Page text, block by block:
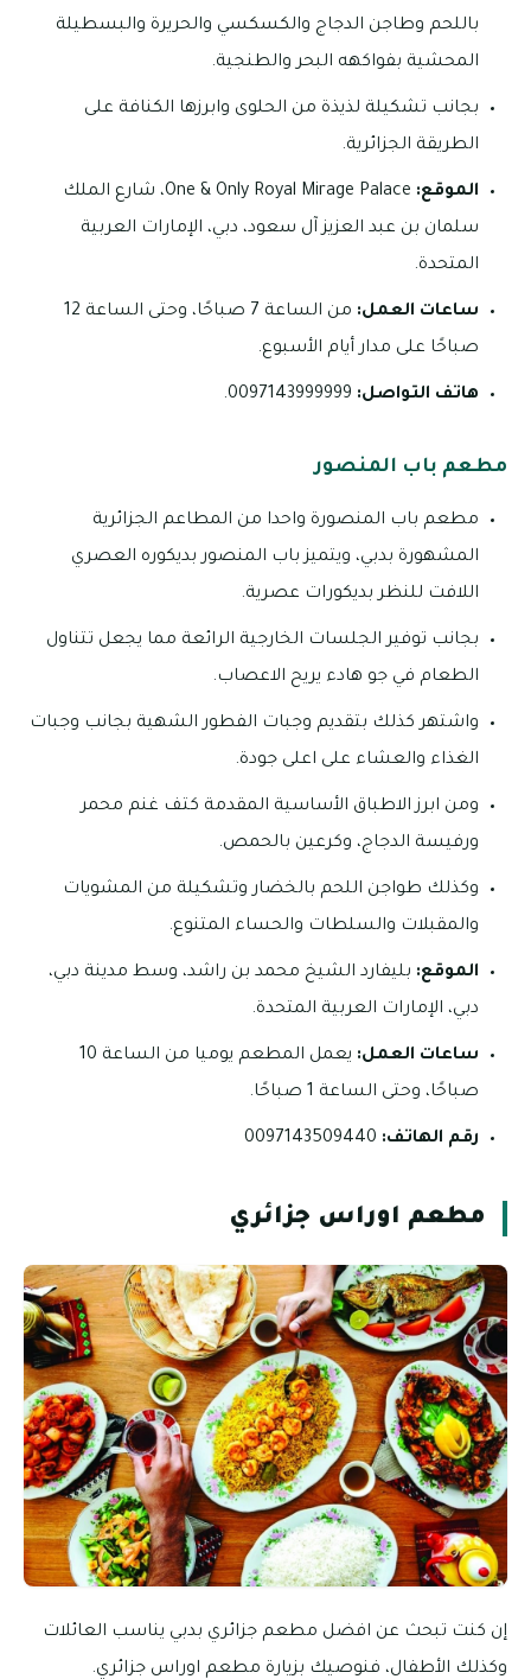
باللحم وطاجن الدجاج والكسكسي والحريرة والبسطيلة
المحشية بفواكهه البحر والطنجية.
بجانب تشكيلة لذيذة من الحلوى وابرزها الكنافة على
الطريقة الجزائرية.
الموقع:
One & Only Royal Mirage Palace، شارع الملك
سلمان بن عبد العزيز آل سعود، دبي، الإمارات العربية
المتحدة.
ساعات العمل:
من الساعة 7 صباحًا، وحتى الساعة 12
صباحًا على مدار أيام الأسبوع.
هاتف التواصل:
مطعم باب المنصور
مطعم باب المنصورة واحدا من المطاعم الجزائرية
المشهورة بدبي، ويتميز باب المنصور بديكوره العصري
اللافت للنظر بديكورات عصرية.
بجانب توفير الجلسات الخارجية الرائعة مما يجعل تتناول
الطعام في جو هادء يريح الاعصاب.
واشتهر كذلك بتقديم وجبات الفطور الشهية بجانب وجبات
الغذاء والعشاء على اعلى جودة.
ومن ابرز الاطباق الأساسية المقدمة كتف غنم محمر
ورفيسة الدجاج، وكرعين بالحمص.
وكذلك طواجن اللحم بالخضار وتشكيلة من المشويات
والمقبلات والسلطات والحساء المتنوع.
الموقع: بليفارد الشيخ محمد بن راشد، وسط مدينة دبي،
دبي، الإمارات العربية المتحدة.
ساعات العمل:
يعمل المطعم يوميا من الساعة 10
صباحًا، وحتى الساعة 1 صباحًا.
رقم الهاتف:
مطعم اوراس جزائري
إن كنت تبحث عن افضل مطعم جزائري بدبي يناسب العائلات
وكذلك الأطفال، فنوصيك بزيارة مطعم اوراس جزائري.